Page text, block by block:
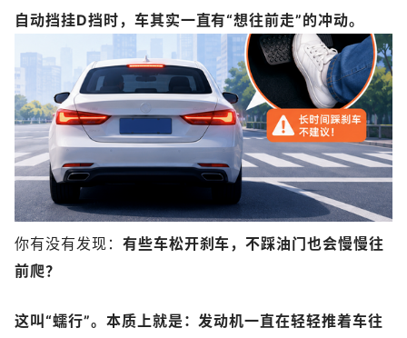
自动挡挂D挡时，车其实一直有“想往前走”的冲动。
你有没有发现： 有些车松开刹车，不踩油门也会慢慢往
前爬？
这叫“蠕行”。本质上就是：发动机一直在轻轻推着车往